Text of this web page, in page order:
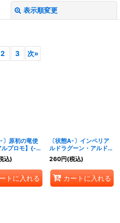
表示順変更
2 3 次»
〕原初の竜使
ルプロモ】{-}
》
込)
トに入れる
〔状態A-〕インペリア
ルドラグーン・アルドス
(ANV)【リアルプロモ】
{-}《ドラゴン》
260円(税込)
カートに入れる